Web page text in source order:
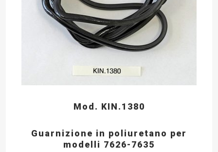
Mod. KIN.1380
Guarnizione in poliuretano per
modelli 7626-7635